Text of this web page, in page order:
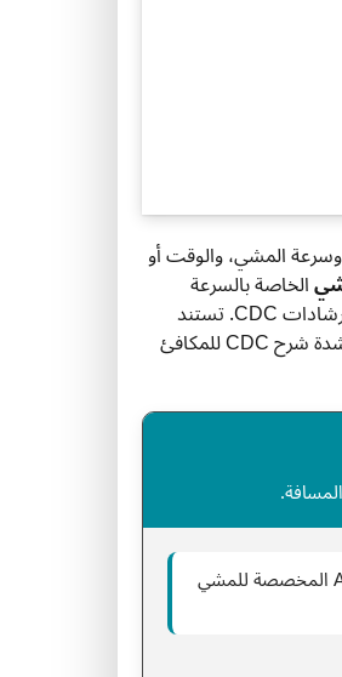
المشي، والوقت أو
الخاصة بالسرعة
والميل، مع تحويل السعرات استنادًا إلى المكافئ الأيضي MET، وتصنيف الشدة بأسلوب قريب من إرشادات CDC. تستند
معادلة المشي ومنطق حساب السعرات إلى مواد ACSM للحسابات الأيضية، بينما تتبع مستويات الشدة شرح CDC للمكافئ
أدخل تفاصيل المشي، واختر نوع المسار، ثم اضغط على احسب. تستخدم هذه الحاسبة معادلة ACSM المخصصة للمشي